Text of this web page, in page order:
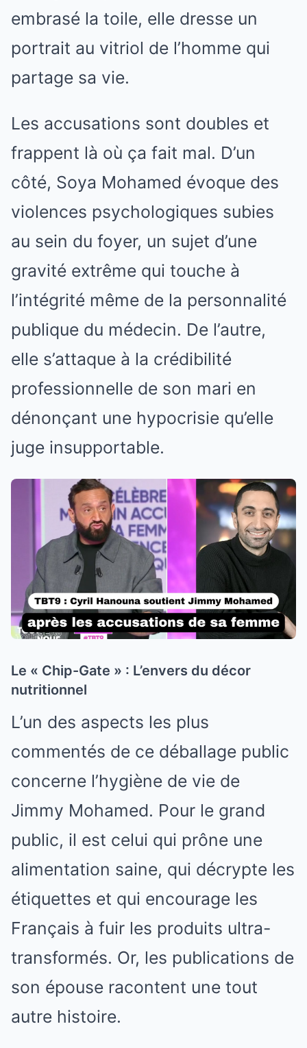
embrasé la toile, elle dresse un
portrait au vitriol de l’homme qui
partage sa vie.
Les accusations sont doubles et
frappent là où ça fait mal. D’un
côté, Soya Mohamed évoque des
violences psychologiques subies
au sein du foyer, un sujet d’une
gravité extrême qui touche à
l’intégrité même de la personnalité
publique du médecin. De l’autre,
elle s’attaque à la crédibilité
professionnelle de son mari en
dénonçant une hypocrisie qu’elle
juge insupportable.
Le « Chip-Gate » : L’envers du décor
nutritionnel
L’un des aspects les plus
commentés de ce déballage public
concerne l’hygiène de vie de
Jimmy Mohamed. Pour le grand
public, il est celui qui prône une
alimentation saine, qui décrypte les
étiquettes et qui encourage les
Français à fuir les produits ultra-
transformés. Or, les publications de
son épouse racontent une tout
autre histoire.